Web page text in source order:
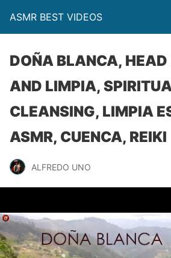
ASMR BEST VIDEOS
DOÑA BLANCA,
AND LIMPIA,
CLEANSING, LIMPIA
ASMR, CUENCA, REIKI
ALFREDO UNO